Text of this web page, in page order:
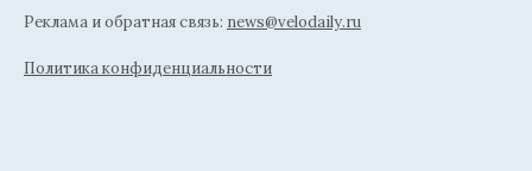
Реклама и обратная связь: news@velodaily.ru
Политика конфиденциальности